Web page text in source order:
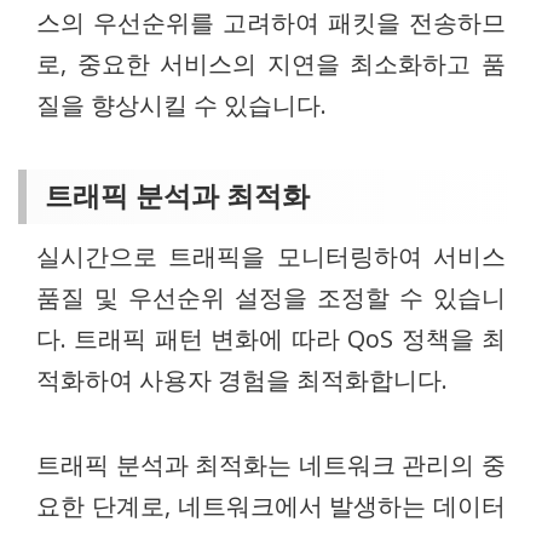
스의 우선순위를 고려하여 패킷을 전송하므
로, 중요한 서비스의 지연을 최소화하고 품
질을 향상시킬 수 있습니다.
트래픽 분석과 최적화
실시간으로 트래픽을 모니터링하여 서비스
품질 및 우선순위 설정을 조정할 수 있습니
다. 트래픽 패턴 변화에 따라 QoS 정책을 최
적화하여 사용자 경험을 최적화합니다.
트래픽 분석과 최적화는 네트워크 관리의 중
요한 단계로, 네트워크에서 발생하는 데이터